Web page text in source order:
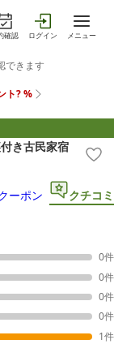
確認 ログイン メニュー
き古民家宿
ーポン クチコミ
0件
0件
0件
0件
1件